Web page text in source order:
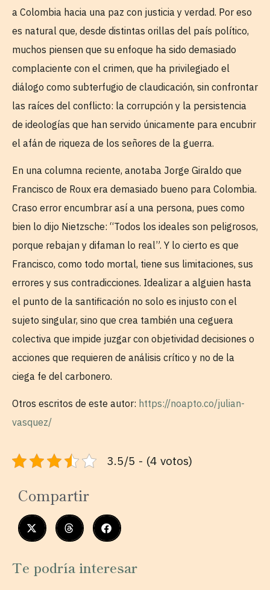
a Colombia hacia una paz con justicia y verdad. Por eso
es natural que, desde distintas orillas del país político,
muchos piensen que su enfoque ha sido demasiado
complaciente con el crimen, que ha privilegiado el
diálogo como subterfugio de claudicación, sin confrontar
las raíces del conflicto: la corrupción y la persistencia
de ideologías que han servido únicamente para encubrir
el afán de riqueza de los señores de la guerra.
En una columna reciente, anotaba Jorge Giraldo que
Francisco de Roux era demasiado bueno para Colombia.
Craso error encumbrar así a una persona, pues como
bien lo dijo Nietzsche: “Todos los ideales son peligrosos,
porque rebajan y difaman lo real”. Y lo cierto es que
Francisco, como todo mortal, tiene sus limitaciones, sus
errores y sus contradicciones. Idealizar a alguien hasta
el punto de la santificación no solo es injusto con el
sujeto singular, sino que crea también una ceguera
colectiva que impide juzgar con objetividad decisiones o
acciones que requieren de análisis crítico y no de la
ciega fe del carbonero.
Otros escritos de este autor: https://noapto.co/julian-
vasquez/
3.5/5 - (4 votos)
Compartir
Te podría interesar